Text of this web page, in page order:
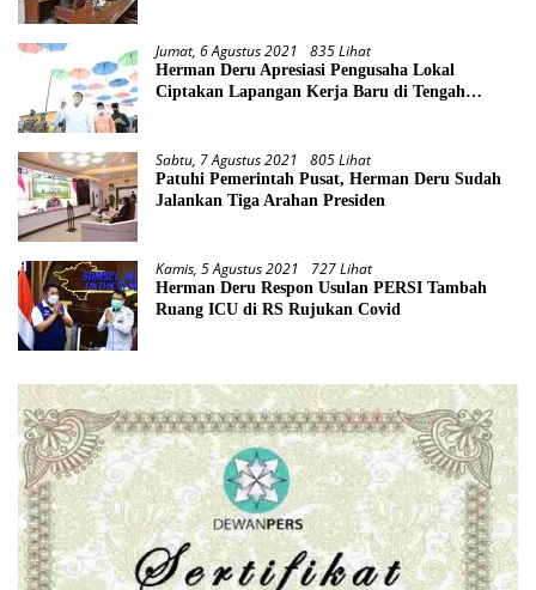
Jumat, 6 Agustus 2021 835 Lihat
Herman Deru Apresiasi Pengusaha Lokal
Ciptakan Lapangan Kerja Baru di Tengah
Sabtu, 7 Agustus 2021 805 Lihat
Patuhi Pemerintah Pusat, Herman Deru Sudah
Jalankan Tiga Arahan Presiden
Kamis, 5 Agustus 2021 727 Lihat
Herman Deru Respon Usulan PERSI Tambah
Ruang ICU di RS Rujukan Covid